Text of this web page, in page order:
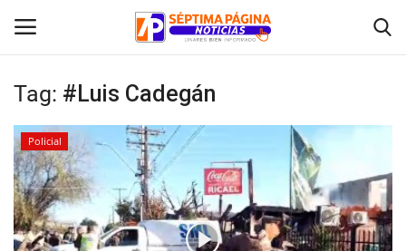
Inicio
Crónica
Policial
Tag: #Luis Cadegán
Policial